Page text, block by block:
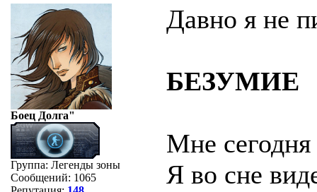
Боец Долга"
Группа: Легенды зоны
Сообщений: 1065
Давно я не
БЕЗУМИЕ
Мне
Я во сне